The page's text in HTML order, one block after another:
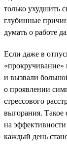
только ухудшить
глубинные
думать о работе
Если даже в
«прокручивание»
и вызвали
о проявлении
стрессового
выгорания. Такое
на
каждый день